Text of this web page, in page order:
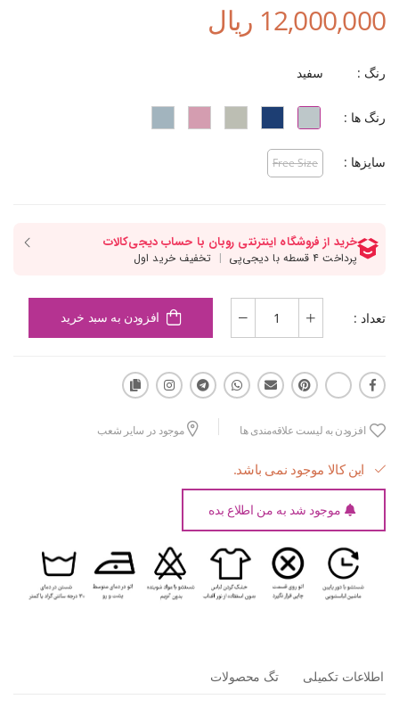
12,000,000 ریال
رنگ : سفید
رنگ ها :
سایزها : Free Size
تعداد : افزودن به سبد خرید
افزودن به لیست علاقه‌مندی ها موجود در سایر شعب
این کالا موجود نمی باشد.
موجود شد به من اطلاع بده
اطلاعات تکمیلی تگ محصولات